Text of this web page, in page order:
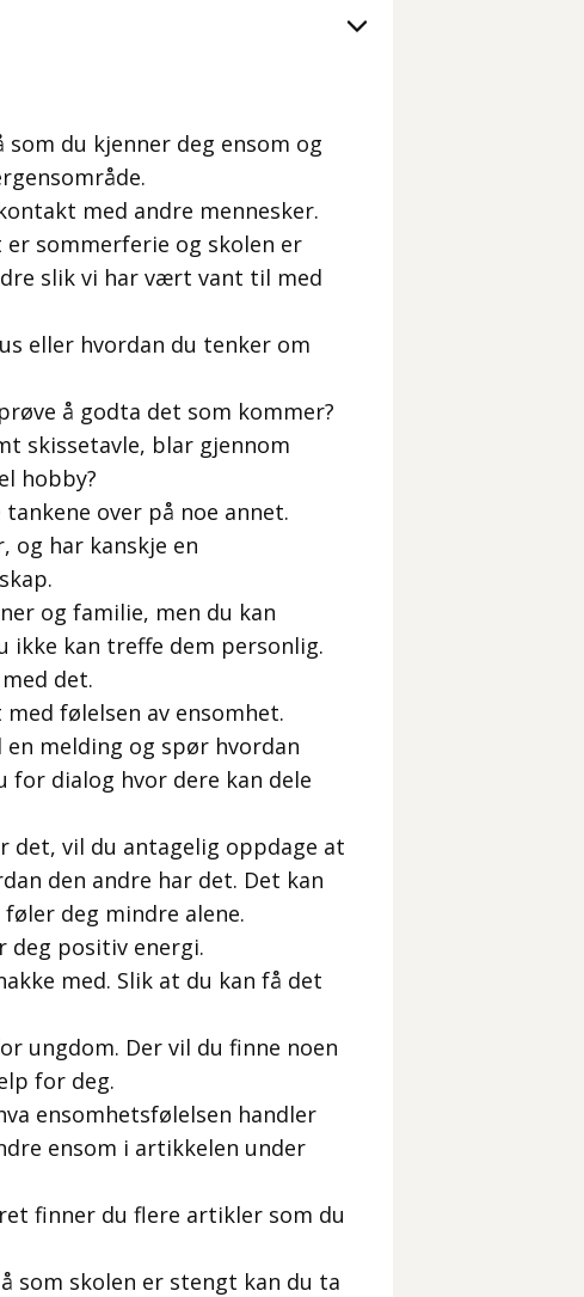
du kjenner deg ensom og
med andre mennesker.
sommerferie og skolen er
slik vi har vært vant til med
eller hvordan du tenker om
å godta det som kommer?
skissetavle, blar gjennom
hobby?
over på noe annet.
og har kanskje en
og familie, men du kan
kan treffe dem personlig.
det.
følelsen av ensomhet.
en melding og spør hvordan
for dialog hvor dere kan dele
det, vil du antagelig oppdage at
den andre har det. Det kan
deg mindre alene.
deg positiv energi.
med. Slik at du kan få det
ungdom. Der vil du finne noen
for deg.
ensomhetsfølelsen handler
ensom i artikkelen under
finner du flere artikler som du
som skolen er stengt kan du ta